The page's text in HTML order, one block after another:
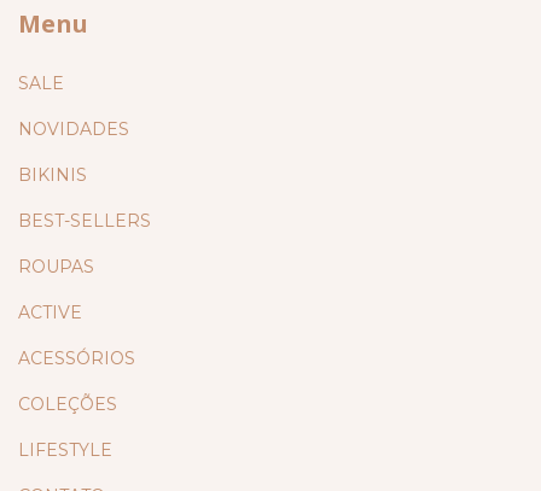
Menu
SALE
NOVIDADES
BIKINIS
BEST-SELLERS
ROUPAS
ACTIVE
ACESSÓRIOS
COLEÇÕES
LIFESTYLE